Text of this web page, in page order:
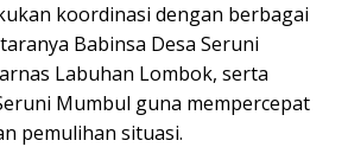
koordinasi dengan berbagai
Babinsa Desa Seruni
Labuhan Lombok, serta
Mumbul guna mempercepat
pemulihan situasi.